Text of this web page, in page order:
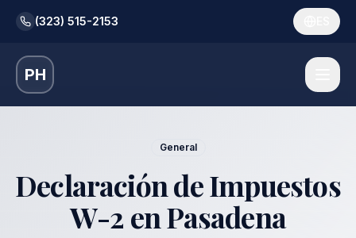
(323) 515-2153
PH
General
Declaración de Impuestos
W-2 en Pasadena